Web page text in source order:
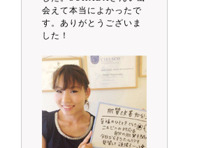
会えて本当によかったで
す。ありがとうございま
した！